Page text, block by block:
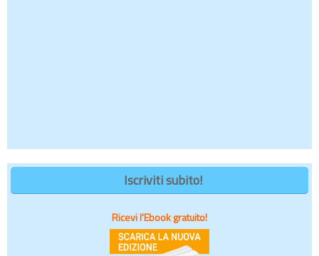
Iscriviti subito!
Ricevi l'Ebook gratuito!